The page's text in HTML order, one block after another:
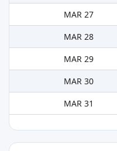
MAR 27
MAR 28
MAR 29
MAR 30
MAR 31